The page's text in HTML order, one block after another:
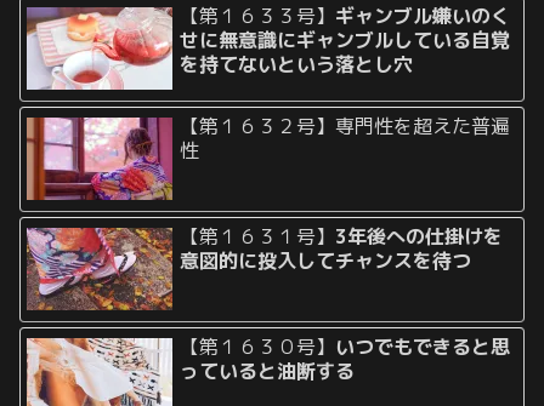
【第１６３３号】 ギャンブル嫌いのく
せに無意識にギャンブルしている自覚
を持てないという落とし穴
【第１６３２号】専門性を超えた普遍
性
【第１６３１号】 3年後への仕掛けを
意図的に投入してチャンスを待つ
【第１６３０号】 いつでもできると思
っていると油断する